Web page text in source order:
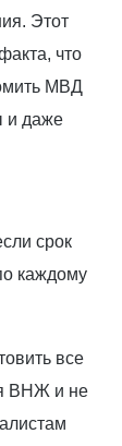
Этот
что
МВД
и даже
срок
каждому
все
ВНЖ и не